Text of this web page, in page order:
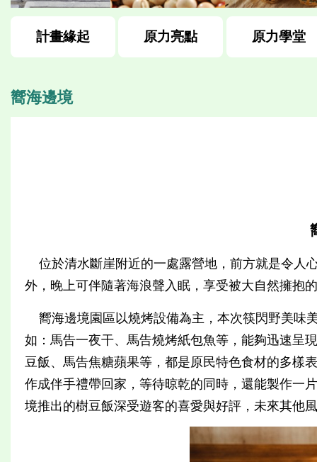
計畫緣起 原力亮點 原力學堂
嚮海邊境
位於清水斷崖附近的一處露營地，前方就是令人
外，晚上可伴隨著海浪聲入眠，享受被大自然擁抱
嚮海邊境園區以燒烤設備為主，本次筷閃野美味
如：馬告一夜干、馬告燒烤紙包魚等，能夠迅速呈
豆飯、馬告焦糖蘋果等，都是原民特色食材的多樣
作成伴手禮帶回家，等待晾乾的同時，還能製作一
境推出的樹豆飯深受遊客的喜愛與好評，未來其他